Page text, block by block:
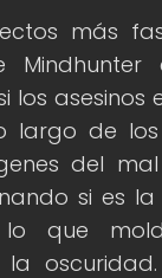
más
Mindhunter
los asesinos
largo de los
del
si es
lo que
la